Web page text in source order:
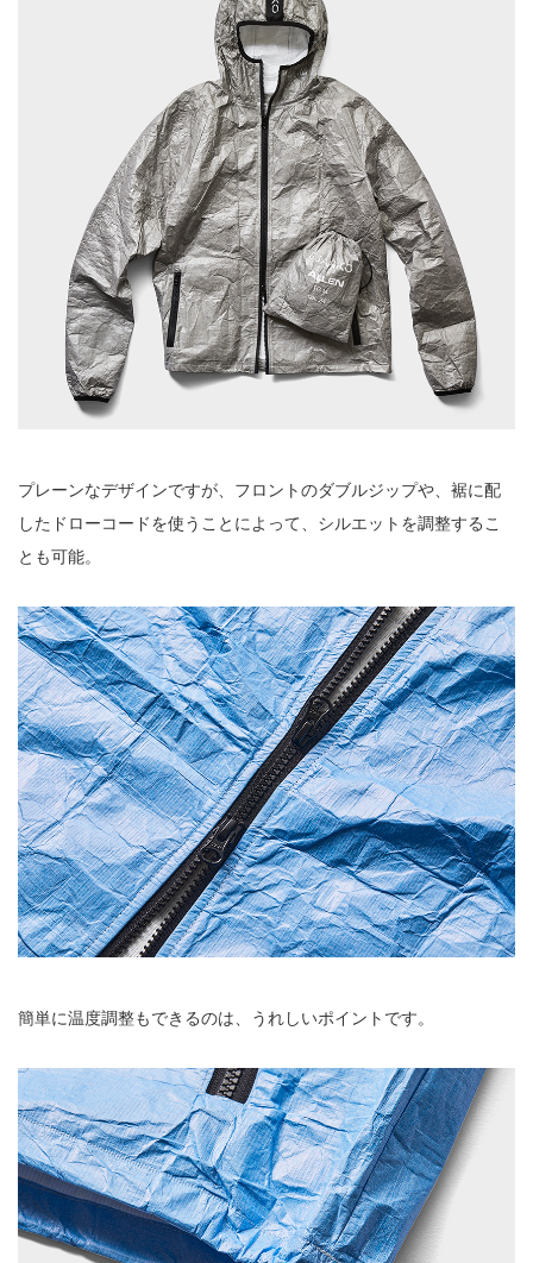
プレーンなデザインですが、フロントのダブルジップや、裾に配
したドローコードを使うことによって、シルエットを調整するこ
とも可能。
簡単に温度調整もできるのは、うれしいポイントです。